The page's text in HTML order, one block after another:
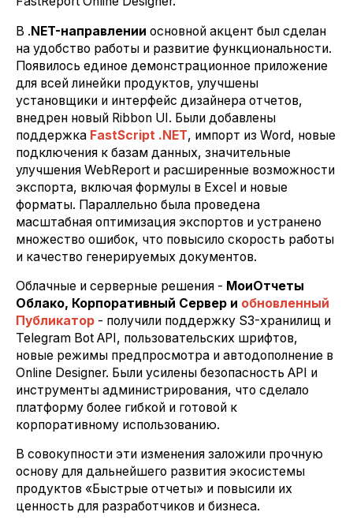
В .NET-направлении основной акцент был сделан
на удобство работы и развитие функциональности.
Появилось единое демонстрационное приложение
для всей линейки продуктов, улучшены
установщики и интерфейс дизайнера отчетов,
внедрен новый Ribbon UI. Были добавлены
поддержка FastScript .NET, импорт из Word, новые
подключения к базам данных, значительные
улучшения WebReport и расширенные возможности
экспорта, включая формулы в Excel и новые
форматы. Параллельно была проведена
масштабная оптимизация экспортов и устранено
множество ошибок, что повысило скорость работы
и качество генерируемых документов.
Облачные и серверные решения - МоиОтчеты
Облако, Корпоративный Сервер и обновленный
Публикатор - получили поддержку S3-хранилищ и
Telegram Bot API, пользовательских шрифтов,
новые режимы предпросмотра и автодополнение в
Online Designer. Были усилены безопасность API и
инструменты администрирования, что сделало
платформу более гибкой и готовой к
корпоративному использованию.
В совокупности эти изменения заложили прочную
основу для дальнейшего развития экосистемы
продуктов «Быстрые отчеты» и повысили их
ценность для разработчиков и бизнеса.